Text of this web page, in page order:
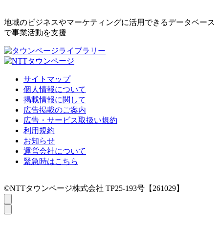
地域のビジネスやマーケティングに活用できるデータベース
で事業活動を支援
サイトマップ
個人情報について
掲載情報に関して
広告掲載のご案内
広告・サービス取扱い規約
利用規約
お知らせ
運営会社について
緊急時はこちら
©NTTタウンページ株式会社 TP25-193号【261029】